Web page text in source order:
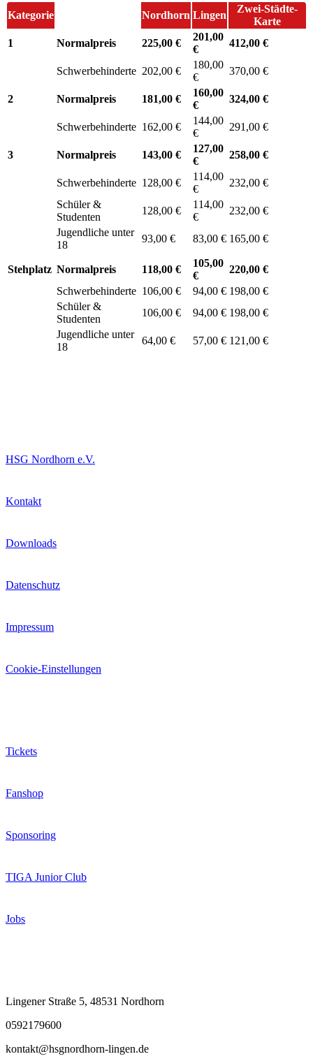
Kategorie Nordhorn Lingen
Zwei-Städte-
Karte
1
Normalpreis 225,00 €
201,00
€
412,00 €
Schwerbehinderte 202,00 €
180,00
€
370,00 €
2 Normalpreis 181,00 €
160,00
€
324,00 €
Schwerbehinderte 162,00 €
144,00
€
291,00 €
3 Normalpreis 143,00 €
127,00
€
258,00 €
Schwerbehinderte 128,00 €
114,00
€
232,00 €
Schüler &
Studenten
128,00 €
114,00
€
232,00 €
Jugendliche unter
18
93,00 € 83,00 € 165,00 €
Stehplatz Normalpreis 118,00 €
105,00
€
220,00 €
Schwerbehinderte 106,00 € 94,00 € 198,00 €
Schüler &
Studenten
106,00 € 94,00 € 198,00 €
Jugendliche unter
18
64,00 € 57,00 € 121,00 €
HSG Nordhorn e.V.
Kontakt
Downloads
Datenschutz
Impressum
Cookie-Einstellungen
Tickets
Fanshop
Sponsoring
TIGA Junior Club
Jobs
Lingener Straße 5, 48531 Nordhorn
0592179600
kontakt@hsgnordhorn-lingen.de